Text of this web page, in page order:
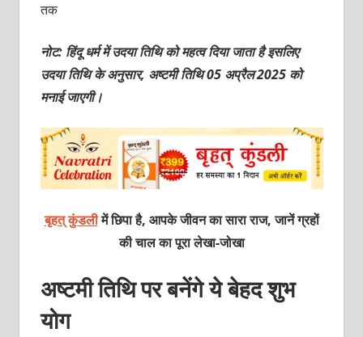
तक
नोट: हिंदू धर्म में उदया तिथि को महत्व दिया जाता है इसलिए
उदया तिथि के अनुसार, अष्टमी तिथि 05 अप्रैल 2025 को
मनाई जाएगी।
बृहत् कुंडलीमें छिपा है, आपके जीवन का सारा राज, जानें ग्रहों
की चाल का पूरा लेखा-जोखा
अष्टमी तिथि पर बनेंगे ये बेहद शुभ
योग